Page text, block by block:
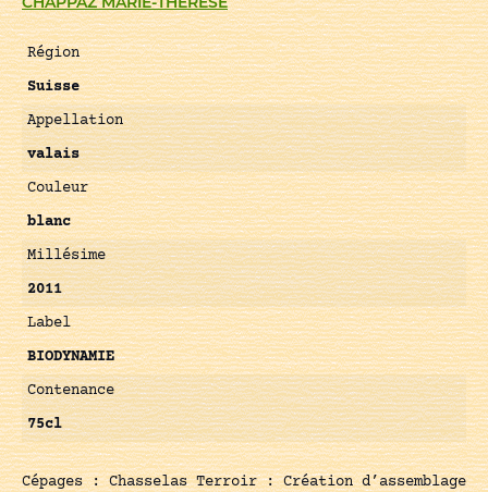
Région
Suisse
Appellation
valais
Couleur
blanc
Millésime
2011
Label
BIODYNAMIE
Contenance
75cl
Cépages : Chasselas Terroir : Création d’assemblage